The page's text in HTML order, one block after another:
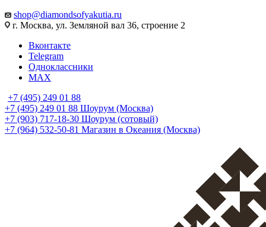
shop@diamondsofyakutia.ru
г. Москва, ул. Земляной вал 36, строение 2
Вконтакте
Telegram
Одноклассники
MAX
+7 (495) 249 01 88
+7 (495) 249 01 88 Шоурум (Москва)
+7 (903) 717-18-30 Шоурум (сотовый)
+7 (964) 532-50-81 Магазин в Океания (Москва)